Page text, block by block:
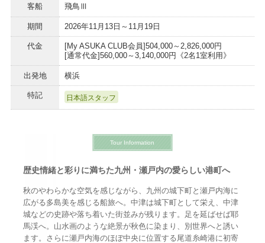
客船 飛鳥Ⅲ
期間 2026年11月13日～11月19日
代金
[My ASUKA CLUB会員]504,000～2,826,000円
[通常代金]560,000～3,140,000円《2名1室利用》
出発地 横浜
特記 日本語スタッフ
Tour Information
歴史情緒と彩りに満ちた九州・瀬戸内の愛らしい港町へ
秋のやわらかな空気を感じながら、九州の城下町と瀬戸内海に
広がる多島美を感じる船旅へ。中津は城下町として栄え、中津
城などの史跡や落ち着いた街並みが残ります。足を延ばせば耶
馬渓へ。山水画のような絶景が秋色に染まり、別世界へと誘い
ます。さらに瀬戸内海のほぼ中央に位置する尾道糸崎港に初寄